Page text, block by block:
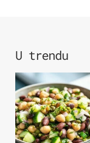
U trendu